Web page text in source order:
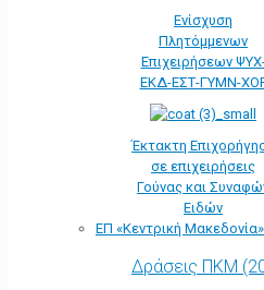
Ενίσχυση
Πλητόμμενων
Επιχειρήσεων
ΕΚΔ-ΕΣΤ-ΓΥΜΝ-
Έκτακτη
σε επιχειρήσεις
Γούνας και
Ειδών
ΕΠ «Kεντρική
Δράσεις ΠΚΜ